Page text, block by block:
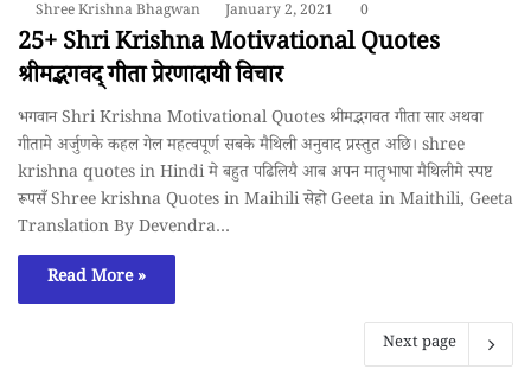
Shree Krishna Bhagwan January 2, 2021 0
25+ Shri Krishna Motivational Quotes
श्रीमद्भगवद् गीता प्रेरणादायी विचार
भगवान Shri Krishna Motivational Quotes श्रीमद्भगवत गीता सार अथवा
गीतामे अर्जुणके कहल गेल महत्वपूर्ण सबके मैथिली अनुवाद प्रस्तुत अछि। shree
krishna quotes in Hindi मे बहुत पढिलियै आब अपन मातृभाषा मैथिलीमे स्पष्ट
रूपसँ Shree krishna Quotes in Maihili सेहो Geeta in Maithili, Geeta
Translation By Devendra…
Read More »
Next page